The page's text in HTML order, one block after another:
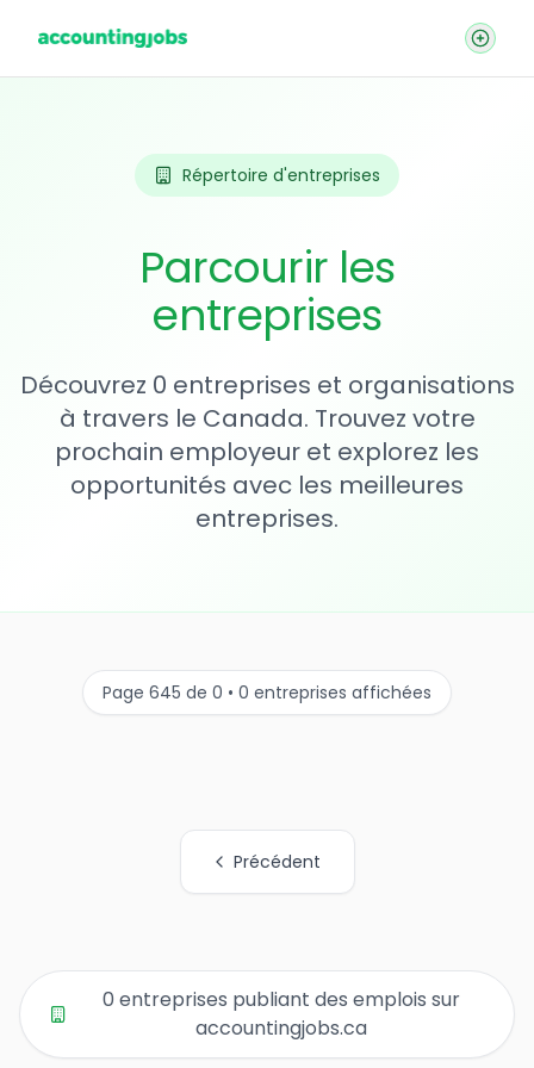
Répertoire d'entreprises
Parcourir les
entreprises
Découvrez 0 entreprises et organisations
à travers le Canada. Trouvez votre
prochain employeur et explorez les
opportunités avec les meilleures
entreprises.
Page 645 de 0 • 0 entreprises affichées
Précédent
0 entreprises publiant des emplois sur
accountingjobs.ca